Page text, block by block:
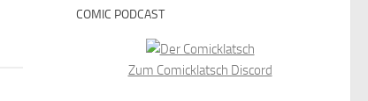
COMIC PODCAST
Zum Comicklatsch Discord